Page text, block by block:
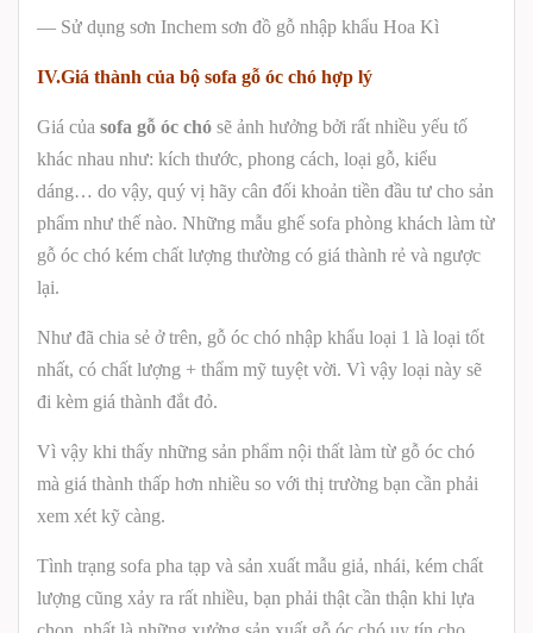
— Sử dụng sơn Inchem sơn đồ gỗ nhập khẩu Hoa Kì
IV.Giá thành của bộ sofa gỗ óc chó hợp lý
Giá của sofa gỗ óc chó sẽ ảnh hưởng bởi rất nhiều yếu tố
khác nhau như: kích thước, phong cách, loại gỗ, kiểu
dáng… do vậy, quý vị hãy cân đối khoản tiền đầu tư cho sản
phẩm như thế nào. Những mẫu ghế sofa phòng khách làm từ
gỗ óc chó kém chất lượng thường có giá thành rẻ và ngược
lại.
Như đã chia sẻ ở trên, gỗ óc chó nhập khẩu loại 1 là loại tốt
nhất, có chất lượng + thẩm mỹ tuyệt vời. Vì vậy loại này sẽ
đi kèm giá thành đắt đỏ.
Vì vậy khi thấy những sản phẩm nội thất làm từ gỗ óc chó
mà giá thành thấp hơn nhiều so với thị trường bạn cần phải
xem xét kỹ càng.
Tình trạng sofa pha tạp và sản xuất mẫu giả, nhái, kém chất
lượng cũng xảy ra rất nhiều, bạn phải thật cần thận khi lựa